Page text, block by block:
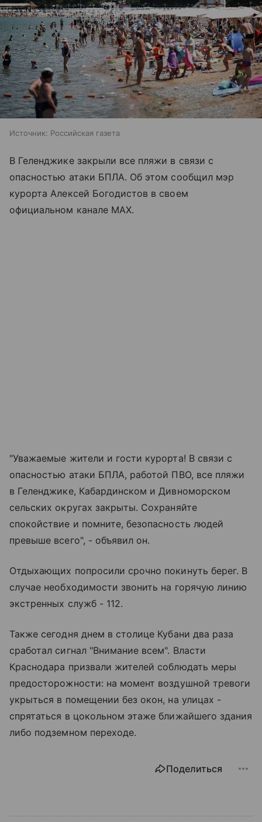
Источник: Российская газета
В Геленджике закрыли все пляжи в связи с
опасностью атаки БПЛА. Об этом сообщил мэр
курорта Алексей Богодистов в своем
официальном канале MAX.
"Уважаемые жители и гости курорта! В связи с
опасностью атаки БПЛА, работой ПВО, все пляжи
в Геленджике, Кабардинском и Дивноморском
сельских округах закрыты. Сохраняйте
спокойствие и помните, безопасность людей
превыше всего", - объявил он.
Отдыхающих попросили срочно покинуть берег. В
случае необходимости звонить на горячую линию
экстренных служб - 112.
Также сегодня днем в столице Кубани два раза
сработал сигнал "Внимание всем". Власти
Краснодара призвали жителей соблюдать меры
предосторожности: на момент воздушной тревоги
укрыться в помещении без окон, на улицах -
спрятаться в цокольном этаже ближайшего здания
либо подземном переходе.
Поделиться